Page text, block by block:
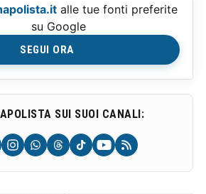
alle tue fonti preferite
su Google
SEGUI ORA
SUI SUOI CANALI: